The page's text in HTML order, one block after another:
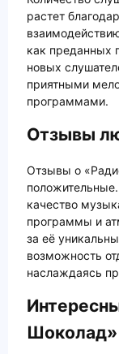
растет
как преданных
новых
приятными
программами.
Отзывы
Отзывы о
качество
программы и
за её
возможность
наслаждаясь
Шоколад»